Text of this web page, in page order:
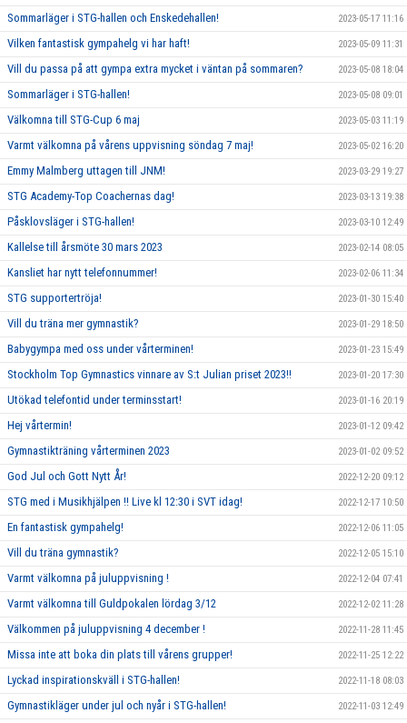
Sommarläger i STG-hallen och Enskedehallen! 2023-05-17 11:16
Vilken fantastisk gympahelg vi har haft! 2023-05-09 11:31
Vill du passa på att gympa extra mycket i väntan på sommaren? 2023-05-08 18:04
Sommarläger i STG-hallen! 2023-05-08 09:01
Välkomna till STG-Cup 6 maj 2023-05-03 11:19
Varmt välkomna på vårens uppvisning söndag 7 maj! 2023-05-02 16:20
Emmy Malmberg uttagen till JNM! 2023-03-29 19:27
STG Academy-Top Coachernas dag! 2023-03-13 19:38
Påsklovsläger i STG-hallen! 2023-03-10 12:49
Kallelse till årsmöte 30 mars 2023 2023-02-14 08:05
Kansliet har nytt telefonnummer! 2023-02-06 11:34
STG supportertröja! 2023-01-30 15:40
Vill du träna mer gymnastik? 2023-01-29 18:50
Babygympa med oss under vårterminen! 2023-01-23 15:49
Stockholm Top Gymnastics vinnare av S:t Julian priset 2023!! 2023-01-20 17:30
Utökad telefontid under terminsstart! 2023-01-16 20:19
Hej vårtermin! 2023-01-12 09:42
Gymnastikträning vårterminen 2023 2023-01-02 09:52
God Jul och Gott Nytt År! 2022-12-20 09:12
STG med i Musikhjälpen !! Live kl 12:30 i SVT idag! 2022-12-17 10:50
En fantastisk gympahelg! 2022-12-06 11:05
Vill du träna gymnastik? 2022-12-05 15:10
Varmt välkomna på juluppvisning ! 2022-12-04 07:41
Varmt välkomna till Guldpokalen lördag 3/12 2022-12-02 11:28
Välkommen på juluppvisning 4 december ! 2022-11-28 11:45
Missa inte att boka din plats till vårens grupper! 2022-11-25 12:22
Lyckad inspirationskväll i STG-hallen! 2022-11-18 08:03
Gymnastikläger under jul och nyår i STG-hallen! 2022-11-03 12:49